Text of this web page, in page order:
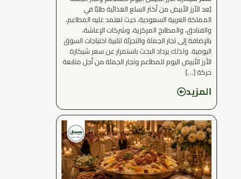
يُعد الأرز الأبيض من أكثر السلع الغذائية طلبًا في
المملكة العربية السعودية، حيث تعتمد عليه المطاعم،
والفنادق، والمطابخ المركزية، وشركات الإعاشة،
بالإضافة إلى تجار الجملة والتجزئة لتلبية احتياجات السوق
اليومية. ولذلك يزداد البحث باستمرار عن سعر شيكارة
الأرز الأبيض اليوم للمطاعم وتجار الجملة من أجل متابعة
حركة […]
المزيد